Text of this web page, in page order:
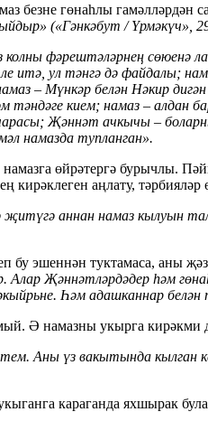
безне гөнаһлы
(«Гәнкәбут / Үрмәкүч»,
фәрештәләрнең сөюенә
итә, ул тәнгә дә
– Мүнкәр белән Нәкир
кием; намаз – алдан
Җәннәт ачкычы –
намазда тупланган».
өйрәтергә бурычлы.
кирәклеген аңлату, тәрбияләр
аннан намаз кылуын
бу эшеннән туктамаса, аны
Алар Җәннәтләрдәдер һәм
Һәм адашканнар белән
Ә намазны укырга кирәкми
Аны үз вакытында кылган
караганда яхшырак